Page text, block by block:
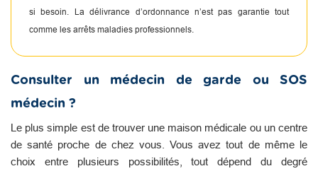
si besoin. La délivrance d’ordonnance n’est pas garantie tout
comme les arrêts maladies professionnels.
Consulter un médecin de garde ou SOS
médecin ?
Le plus simple est de trouver une maison médicale ou un centre
de santé proche de chez vous. Vous avez tout de même le
choix entre plusieurs possibilités, tout dépend du degré